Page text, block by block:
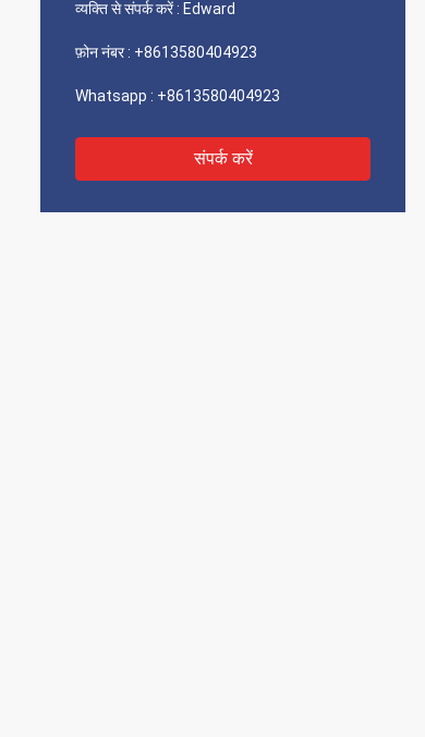
व्यक्ति से संपर्क करें : Edward
फ़ोन नंबर : +8613580404923
Whatsapp : +8613580404923
संपर्क करें